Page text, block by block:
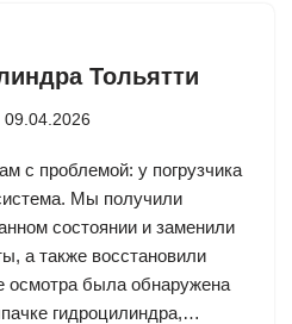
Тольятти
09.04.2026
с проблемой: у погрузчика
Мы получили
состоянии и заменили
а также восстановили
осмотра была обнаружена
гидроцилиндра,…